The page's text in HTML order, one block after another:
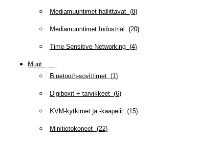
Mediamuuntimet hallittavat(8)
Mediamuuntimet Industrial (20)
Time-Sensitive Networking(4)
Muut(
Bluetooth-sovittimet(1)
Digiboxit + tarvikkeet(6)
KVM-kytkimet ja -kaapelit(15)
Minitietokoneet(22)